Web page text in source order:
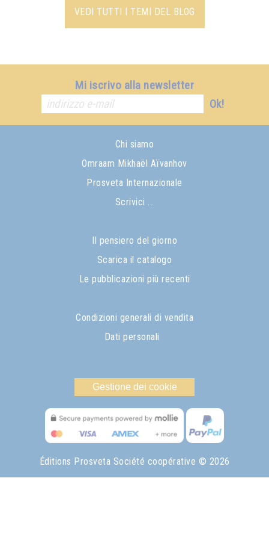
VEDI TUTTI I TEMI DEL BLOG
Mi iscrivo alla newsletter
Ok!
Chi siamo
Omraam Mikhaël Aïvanhov
Prosveta Internazionale
Scrivici ...
Il pensiero del giorno
Scarica il catalogo
Le pubblicazioni più recenti
Condizioni generali di vendita
Dati personali
Gestione dei cookie
Éditions Prosveta Société coopérative © 2026